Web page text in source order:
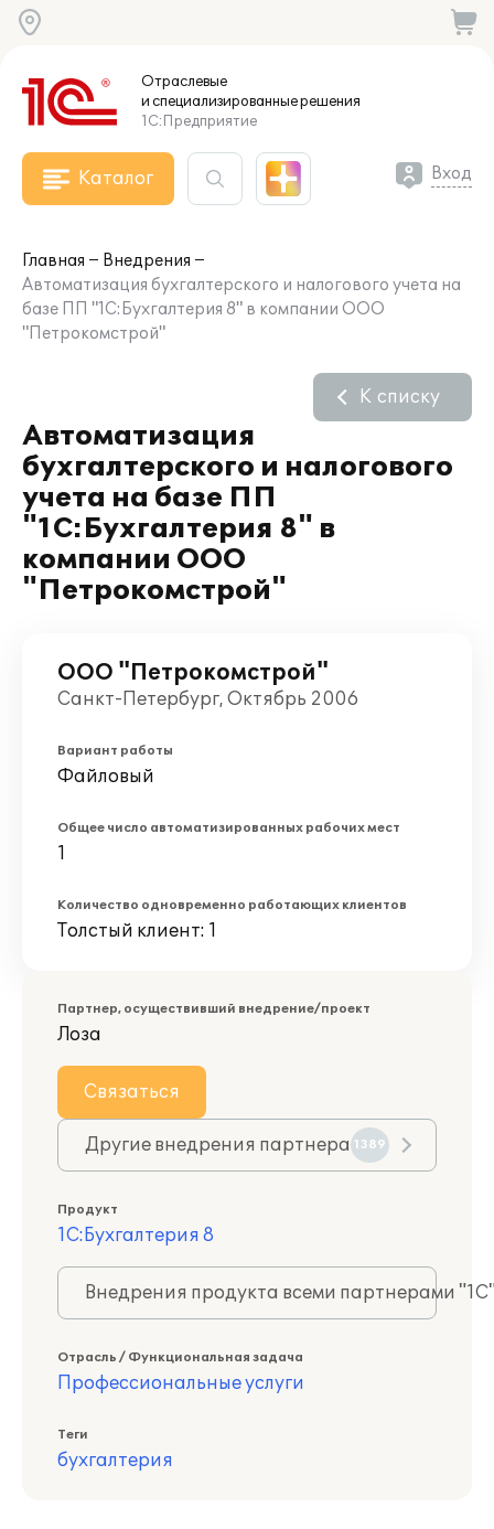
Отраслевые
и специализированныерешения
1С:Предприятие
Каталог Вход
Главная
Внедрения
Автоматизация бухгалтерского и налогового учета на
базе ПП "1С:Бухгалтерия 8" в компании ООО
"Петрокомстрой"
Автоматизация
бухгалтерского и налогового
учета на базе ПП
"1С:Бухгалтерия 8" в
компании ООО
"Петрокомстрой"
К списку
ООО "Петрокомстрой"
Санкт-Петербург, Октябрь 2006
Вариант работы
Файловый
Общее число автоматизированных рабочих мест
1
Количество одновременно работающих клиентов
Толстый клиент: 1
Партнер, осуществивший внедрение/проект
Лоза
Связаться
Другие внедрения партнера 1389
Продукт
1С:Бухгалтерия 8
Внедрения продукта всеми партнерами
Отрасль / Функциональная задача
Профессиональные услуги
Теги
бухгалтерия